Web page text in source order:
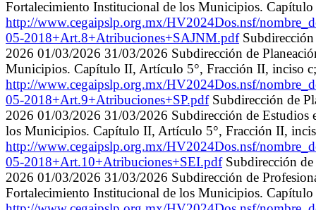
Fortalecimiento Institucional de los Municipios.
http://www.cegaipslp.org.mx/HV2024Dos.nsf/
05-2018+Art.8+Atribuciones+SAJNM.pdfSubdirección
2026 01/03/2026 31/03/2026 Subdirección de
Municipios. Capítulo II, Artículo 5°, Fracción II,
http://www.cegaipslp.org.mx/HV2024Dos.nsf/
05-2018+Art.9+Atribuciones+SP.pdfSubdirección de
2026 01/03/2026 31/03/2026 Subdirección de Estudios
los Municipios. Capítulo II, Artículo 5°, Fracción II,
http://www.cegaipslp.org.mx/HV2024Dos.nsf/
05-2018+Art.10+Atribuciones+SEI.pdfSubdirección
2026 01/03/2026 31/03/2026 Subdirección de
Fortalecimiento Institucional de los Municipios.